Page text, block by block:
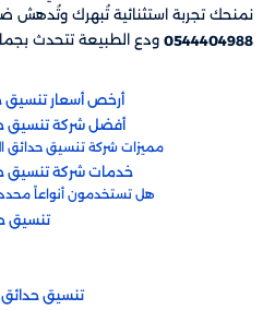
نمنحك تجربة استثنائية تُبهرك وتُدهش
0544404988 ودع الطبيعة تتحدث
أرخص أسعار تنسيق حدائق العين و أبو ظبي​​
أفضل شركة تنسيق حدائق العين و أبو ظبي​​
خدمات شركة تنسيق حدائق العين و أبو ظبي​​
هل تستخدمون أنواعاً
تنسيق حدائق العين و أبو ظبي​​
تنسيق حدائق